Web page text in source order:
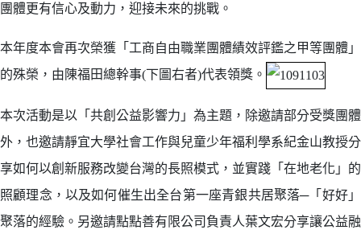
團體更有信心及動力，迎接未來的挑戰。
本年度本會再次榮獲「工商自由職業團體績效評鑑之甲等團體」
的殊榮，由陳福田總幹事(下圖右者)代表領獎。
本次活動是以「共創公益影響力」為主題，除邀請部分受獎團體
外，也邀請靜宜大學社會工作與兒童少年福利學系紀金山教授分
享如何以創新服務改變台灣的長照模式，並實踐「在地老化」的
照顧理念，以及如何催生出全台第一座青銀共居聚落─「好好」
聚落的經驗。另邀請點點善有限公司負責人葉文宏分享讓公益融